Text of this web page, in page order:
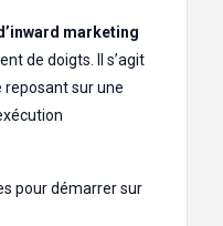
marketing
de doigts. Il s’agit
reposant sur une
pour démarrer sur